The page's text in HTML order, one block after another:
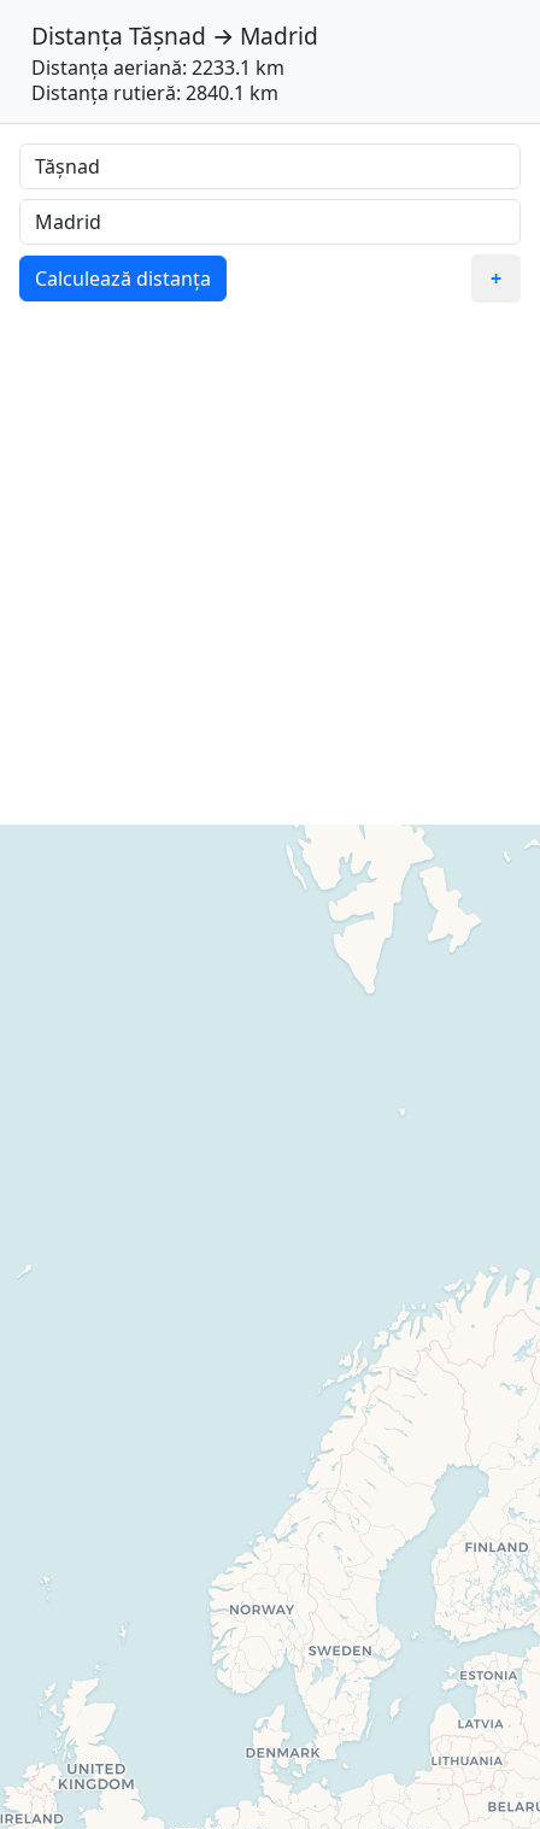
Distanța Tășnad → Madrid
Distanța aeriană: 2233.1 km
Distanța rutieră: 2840.1 km
Calculează distanța +